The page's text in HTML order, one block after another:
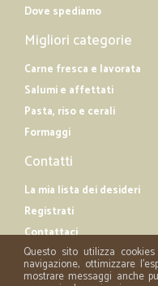
Dove spediamo
Migliori categorie
Carne fresca e lavorata
Salumi e affettati
Pasta, riso e cerali
Formaggi
Contatti
La mia lista dei desideri
Registrati
Contattaci
Questo sito utilizza
navigazione, ottimizzare
mostrare messaggi anche